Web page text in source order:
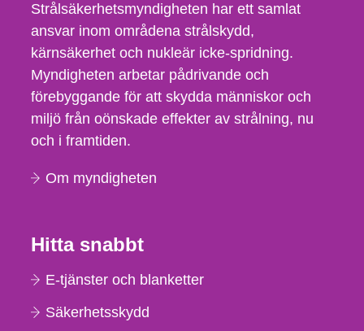
Strålsäkerhetsmyndigheten har ett samlat
ansvar inom områdena strålskydd,
kärnsäkerhet och nukleär icke-spridning.
Myndigheten arbetar pådrivande och
förebyggande för att skydda människor och
miljö från oönskade effekter av strålning, nu
och i framtiden.
Om myndigheten
Hitta snabbt
E-tjänster och blanketter
Säkerhetsskydd